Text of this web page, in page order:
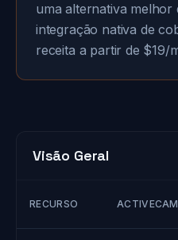
uma alternativa melhor
integração nativa de
receita a partir de $19/
Visão Geral
RECURSO